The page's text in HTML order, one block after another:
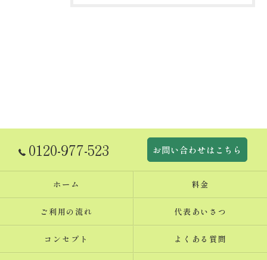
0120-977-523 お問い合わせはこちら
ホーム 料金
ご利用の流れ 代表あいさつ
コンセプト よくある質問